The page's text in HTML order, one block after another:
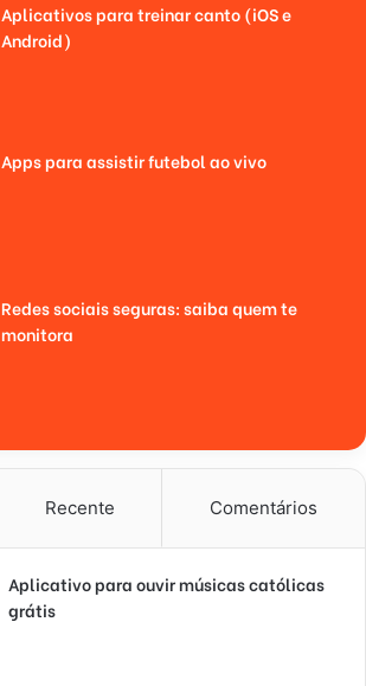
Aplicativos para treinar canto (iOS e
Android)
Apps para assistir futebol ao vivo
Redes sociais seguras: saiba quem te
monitora
Recente Comentários
Aplicativo para ouvir músicas católicas
grátis